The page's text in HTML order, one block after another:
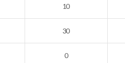
10
30
0